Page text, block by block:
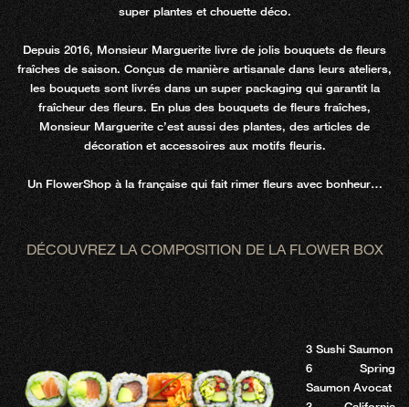
super plantes et chouette déco.
Depuis 2016, Monsieur Marguerite livre de jolis bouquets de fleurs
fraîches de saison. Conçus de manière artisanale dans leurs ateliers,
les bouquets sont livrés dans un super packaging qui garantit la
fraîcheur des fleurs. En plus des bouquets de fleurs fraîches,
Monsieur Marguerite c’est aussi des plantes, des articles de
décoration et accessoires aux motifs fleuris.
Un FlowerShop à la française qui fait rimer fleurs avec bonheur…
DÉCOUVREZ LA COMPOSITION DE LA FLOWER BOX
3 Sushi Saumon
6 Spring
Saumon Avocat